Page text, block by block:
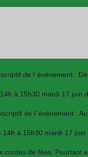
de l’ événement :
à 15h30 mardi 17 juin
de l’ événement :
à 15h30 mardi 17
contes de fées. Pourtant